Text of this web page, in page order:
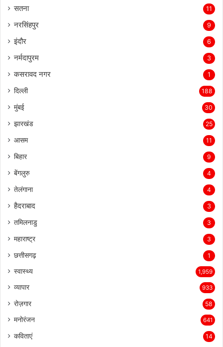
सतना 11
नरसिंहपुर 9
इंदौर 6
नर्मदापुरम 3
कसरावद नगर 1
दिल्ली 188
मुंबई 30
झारखंड 25
आसम 11
बिहार 9
बेंगलुरु 4
तेलंगाना 4
हैदराबाद 3
तमिलनाडु 3
महाराष्ट्र 3
छत्तीसगढ़ 1
स्वास्थ्य 1,959
व्यापार 933
रोज़गार 58
मनोरंजन 641
कविताएं 14